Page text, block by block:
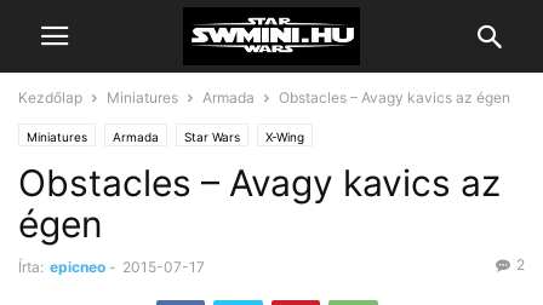
Kezdőlap Miniatures Armada Obstacles – Avagy kavics az égen
Miniatures Armada Star Wars X-Wing
Obstacles – Avagy kavics az
égen
Írta: epicneo - 2015-07-17 2